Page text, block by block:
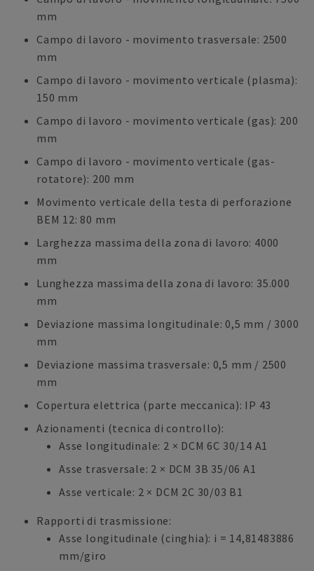
mm
Campo di lavoro - movimento trasversale: 2500
mm
Campo di lavoro - movimento verticale (plasma):
150 mm
Campo di lavoro - movimento verticale (gas): 200
mm
Campo di lavoro - movimento verticale (gas-
rotatore): 200 mm
Movimento verticale della testa di perforazione
BEM 12: 80 mm
Larghezza massima della zona di lavoro: 4000
mm
Lunghezza massima della zona di lavoro: 35.000
mm
Deviazione massima longitudinale: 0,5 mm / 3000
mm
Deviazione massima trasversale: 0,5 mm / 2500
mm
Copertura elettrica (parte meccanica): IP 43
Azionamenti (tecnica di controllo):
Asse longitudinale: 2 × DCM 6C 30/14 A1
Asse trasversale: 2 × DCM 3B 35/06 A1
Asse verticale: 2 × DCM 2C 30/03 B1
Rapporti di trasmissione:
Asse longitudinale (cinghia): i = 14,81483886
mm/giro